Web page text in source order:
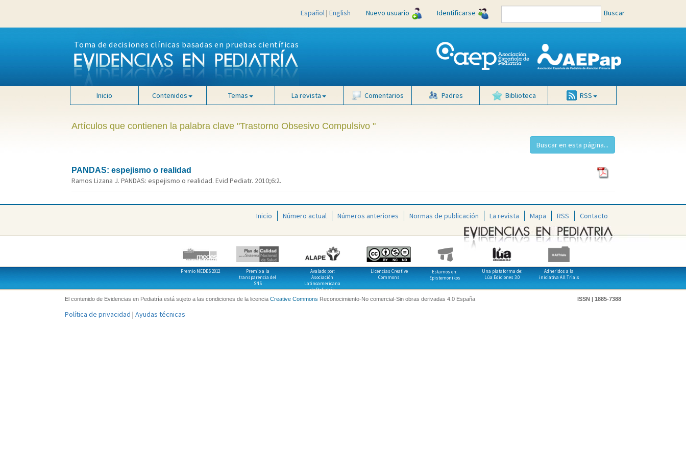
Español| English Nuevo usuario Identificarse Buscar
Toma de decisiones clínicas basadas en pruebas científicas
Inicio Contenidos Temas La revista Comentarios Padres Biblioteca RSS
Artículos que contienen la palabra clave "Trastorno Obsesivo Compulsivo "
PANDAS: espejismo o realidad
Ramos Lizana J. PANDAS: espejismo o realidad. Evid Pediatr. 2010;6:2.
Inicio Número actual Números anteriores Normas de publicación La revista Mapa RSS Contacto
Premio MEDES 2012
Premio a la
transparencia del
SNS
Avalado por:
Asociación
Latinoamericana
de Pediatría
Licencias Creative
Commons
Estamos en:
Epistemonikos
Una plataforma de:
Lúa Ediciones 3.0
Adheridos a la
iniciativa All Trials
El contenido de Evidencias en Pediatría está sujeto a las condiciones de la licencia Creative Commons Reconocimiento-No comercial-Sin obras derivadas 4.0 España ISSN | 1885-7388
Política de privacidad | Ayudas técnicas